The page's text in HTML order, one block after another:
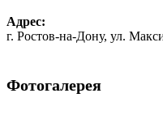
Адрес:
г. Ростов-на-Дону, ул.
Фотогалерея